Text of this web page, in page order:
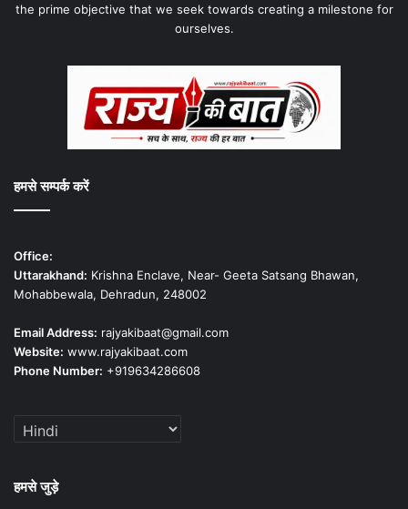
the prime objective that we seek towards creating a milestone for
ourselves.
हमसे सम्पर्क करें
Office:
Uttarakhand: Krishna Enclave, Near- Geeta Satsang Bhawan,
Mohabbewala, Dehradun, 248002
Email Address: rajyakibaat@gmail.com
Website: www.rajyakibaat.com
Phone Number: +919634286608
हमसे जुड़े